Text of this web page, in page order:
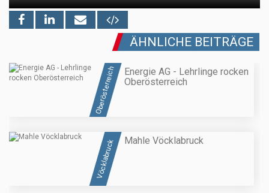
ÄHNLICHE BEITRÄGE
Oberösterreich
Energie AG - Lehrlinge rocken
Oberösterreich
Vöcklabruck Mahle Vöcklabruck